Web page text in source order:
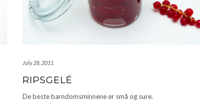
July 28, 2011
RIPSGELÉ
De beste barndomsminnene er små og sure.